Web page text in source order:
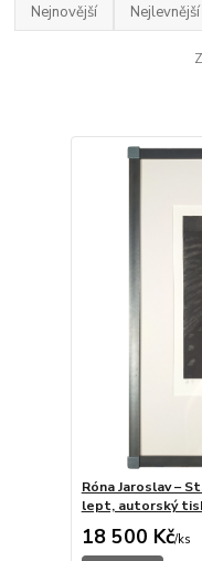
Nejnovější Nejlevnější
Róna Jaroslav –
lept, autorský
18 500 Kč/ks